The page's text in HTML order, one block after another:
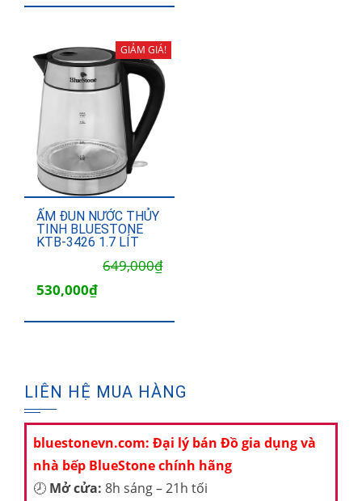
GIẢM GIÁ!
ẤM ĐUN NƯỚC THỦY
TINH BLUESTONE
KTB-3426 1.7 LÍT
649,000₫
gốc
530,000₫
hiện
LIÊN HỆ MUA HÀNG
bluestonevn.com: Đại lý bán Đồ gia dụng và
nhà bếp BlueStone chính hãng
🕗 Mở cửa: 8h sáng – 21h tối